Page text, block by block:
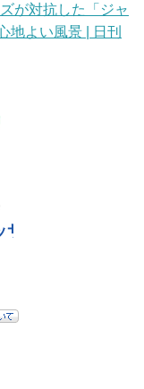
が対抗した「ジャ
地よい風景 | 日刊